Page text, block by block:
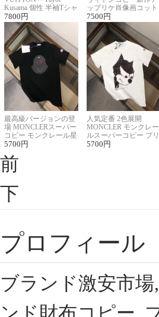
Kusama 個性 半袖Tシャ
ツコピー男女兼用
7800 円
ップリケ肖像画コット
ンニット半袖Tシャツ
7500 円
最高級バージョンの登
場 MONCLERスーパー
コピー モンクレール星
座半袖Tシャツ
5700 円
人気定番 2色展開
MONCLER モンクレー
ルスーパーコピー プリ
ント半袖Tシャツ
5700 円
前
下
プロフィール
ブランド激安市